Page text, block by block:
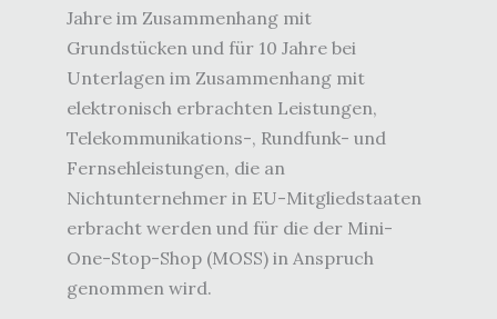
Jahre im Zusammenhang mit
Grundstücken und für 10 Jahre bei
Unterlagen im Zusammenhang mit
elektronisch erbrachten Leistungen,
Telekommunikations-, Rundfunk- und
Fernsehleistungen, die an
Nichtunternehmer in EU-Mitgliedstaaten
erbracht werden und für die der Mini-
One-Stop-Shop (MOSS) in Anspruch
genommen wird.